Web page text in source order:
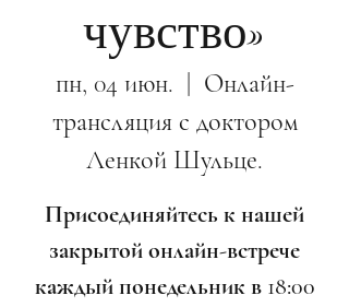
чувство»
пн, 04 июн.
Онлайн-
трансляция с доктором
Ленкой Шульце.
Присоединяйтесь к нашей
закрытой онлайн-встрече
каждый понедельник в 18:00